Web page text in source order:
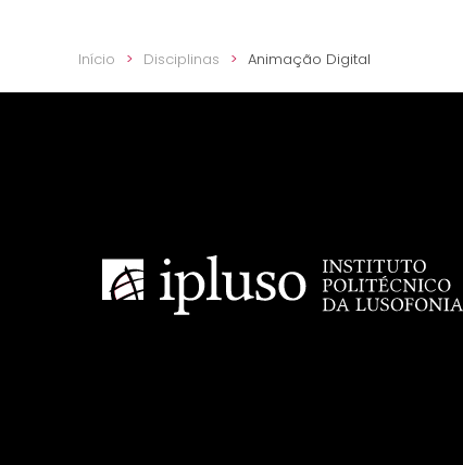
Início Disciplinas Animação Digital